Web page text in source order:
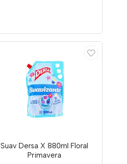
Suav Dersa X 880ml Floral
Primavera